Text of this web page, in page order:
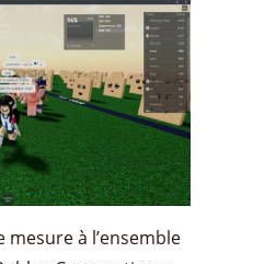
mesure à l’ensemble